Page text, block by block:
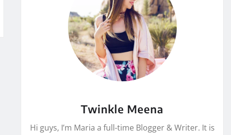
Twinkle Meena
Hi guys, I’m Maria a full-time Blogger & Writer. It is